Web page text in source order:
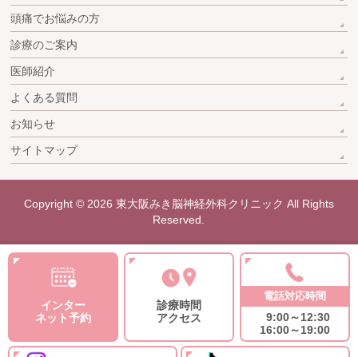
頭痛でお悩みの方
診療のご案内
医師紹介
よくある質問
お知らせ
サイトマップ
Copyright © 2026 東大阪みき脳神経外科クリニック All Rights
Reserved.
インター
ネット予約
診療時間
アクセス
電話対応時間
9:00～12:30
16:00～19:00